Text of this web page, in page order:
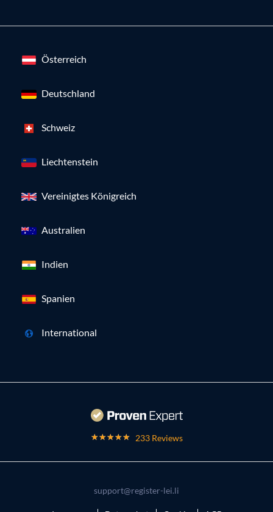
Österreich
Deutschland
Schweiz
Liechtenstein
Vereinigtes Königreich
Australien
Indien
Spanien
International
233 Reviews
support@register-lei.li